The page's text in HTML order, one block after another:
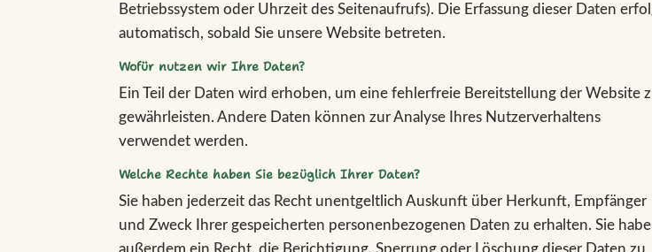
Betriebssystem oder Uhrzeit des Seitenaufrufs). Die Erfassung dieser Daten
automatisch, sobald Sie unsere Website betreten.
Wofür nutzen wir Ihre Daten?
Ein Teil der Daten wird erhoben, um eine fehlerfreie Bereitstellung der Website
gewährleisten. Andere Daten können zur Analyse Ihres Nutzerverhaltens
verwendet werden.
Welche Rechte haben Sie bezüglich Ihrer Daten?
Sie haben jederzeit das Recht unentgeltlich Auskunft über Herkunft, Empfänger
und Zweck Ihrer gespeicherten personenbezogenen Daten zu erhalten. Sie